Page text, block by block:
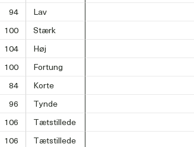
94
Lav
100
Stærk
104
Høj
100
Fortung
84
Korte
96
Tynde
106
Tætstillede
106 Tætstillede